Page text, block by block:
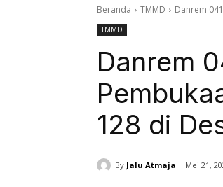
Beranda TMMD Danrem
TMMD
Danrem
128 di
By Jalu Atmaja Mei 21,